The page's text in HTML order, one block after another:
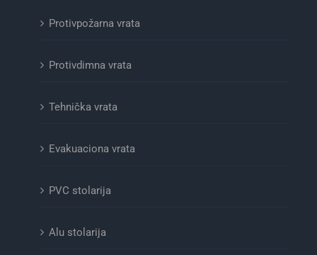
Protivpožarna vrata
Protivdimna vrata
Tehnička vrata
Evakuaciona vrata
PVC stolarija
Alu stolarija